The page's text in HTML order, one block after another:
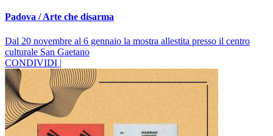
Padova / Arte che disarma
Dal 20 novembre al 6 gennaio la mostra allestita presso il centro
culturale San Gaetano
CONDIVIDI |